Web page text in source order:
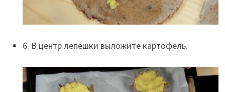
6. В центр лепёшки выложите картофель.